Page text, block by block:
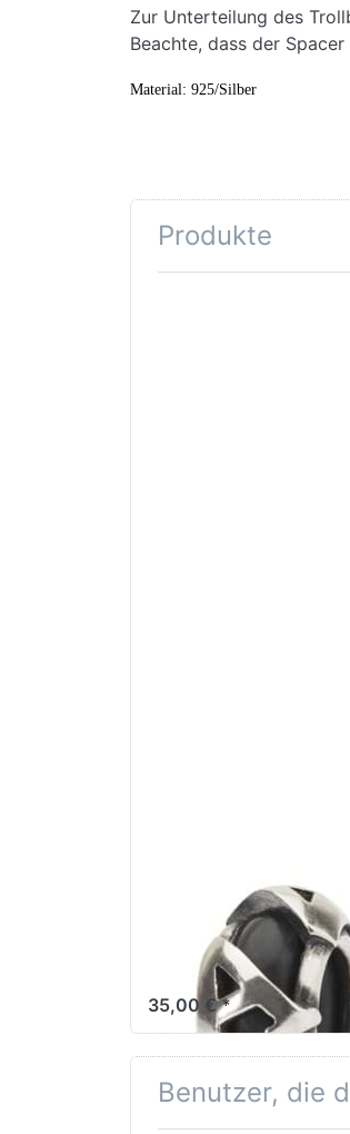
Zur Unterteilung des
Beachte, dass der
Material: 925/Silber
Produkte
Trollbeads A
Der Buchstabe A steht für
immer ganz nah bei dir.
35,00 € *
Benutzer, die